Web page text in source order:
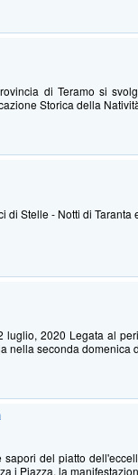
di Teramo si
Storica della
di Stelle - Notti di Taranta
luglio, 2020 Legata al
nella seconda domenica
del piatto
i Piazza, la